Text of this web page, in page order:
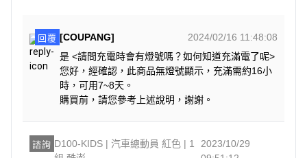
回覆 [COUPANG]
2024/02/16 11:48:08
是 <請問充電時會有燈號嗎？如何知道充滿電了呢>
您好，經確認，此商品無燈號顯示，充滿需約16小
時，可用7~8天。
購買前，請您參考上述說明，謝謝。
諮詢 D100-KIDS | 汽車總動員 紅色 | 1
2023/10/29